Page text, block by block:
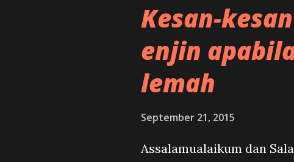
Kesan-
enjin
lemah
September 21, 2015
Assalamualaikum dan